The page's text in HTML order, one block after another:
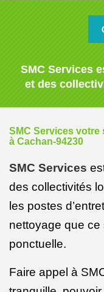
SMC Services
et des
SMC Services votre
à Cachan-94230
SMC Services
des collectivités
les postes
nettoyage que ce
ponctuelle.
Faire appel à